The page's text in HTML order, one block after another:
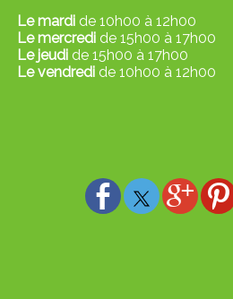
Le mardide 10h00 à 12h00
Le mercredide 15h00 à 17h00
Le jeudide 15h00 à 17h00
Le vendredide 10h00 à 12h00